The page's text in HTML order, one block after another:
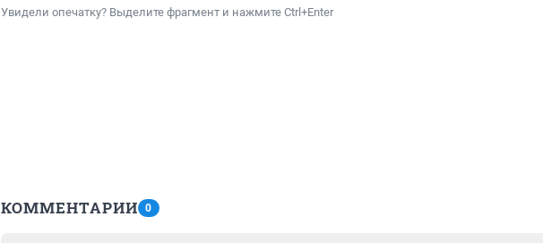
Увидели опечатку? Выделите фрагмент и нажмите Ctrl+Enter
КОММЕНТАРИИ 0